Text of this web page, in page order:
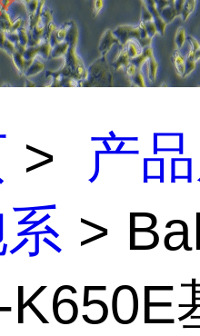
> 产
>
K650E